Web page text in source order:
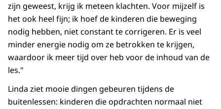
zijn geweest, krijg ik meteen klachten. Voor mijzelf is
het ook heel fijn; ik hoef de kinderen die beweging
nodig hebben, niet constant te corrigeren. Er is veel
minder energie nodig om ze betrokken te krijgen,
waardoor ik meer tijd over heb voor de inhoud van de
les."
Linda ziet mooie dingen gebeuren tijdens de
buitenlessen: kinderen die opdrachten normaal niet